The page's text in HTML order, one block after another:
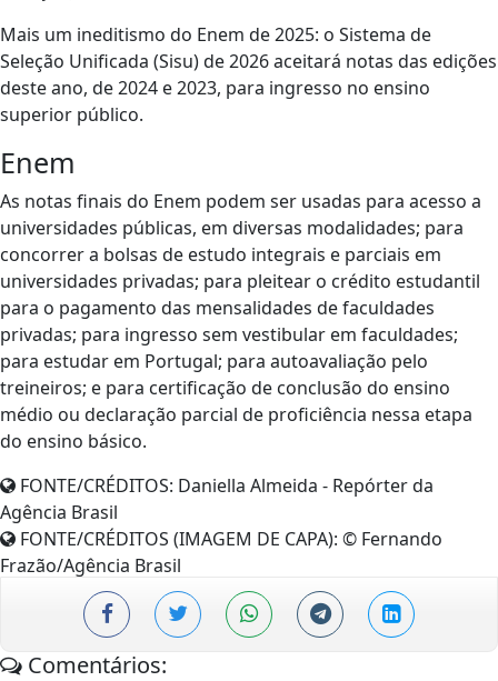
Mais um ineditismo do Enem de 2025: o Sistema de
Seleção Unificada (Sisu) de 2026 aceitará notas das edições
deste ano, de 2024 e 2023, para ingresso no ensino
superior público.
Enem
As notas finais do Enem podem ser usadas para acesso a
universidades públicas, em diversas modalidades; para
concorrer a bolsas de estudo integrais e parciais em
universidades privadas; para pleitear o crédito estudantil
para o pagamento das mensalidades de faculdades
privadas; para ingresso sem vestibular em faculdades;
para estudar em Portugal; para autoavaliação pelo
treineiros; e para certificação de conclusão do ensino
médio ou declaração parcial de proficiência nessa etapa
do ensino básico.
FONTE/CRÉDITOS: Daniella Almeida - Repórter da
Agência Brasil
FONTE/CRÉDITOS (IMAGEM DE CAPA): © Fernando
Frazão/Agência Brasil
Comentários: